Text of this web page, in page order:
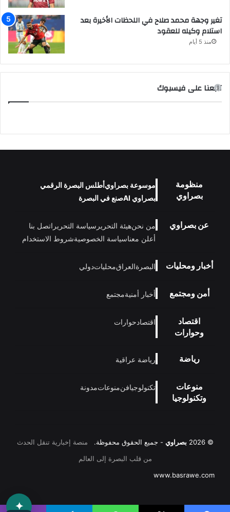
تغير وجهة محمد صلاح في اللحظات الأخيرة بعد
استلام وكيله للعقود
منذ 5 أيام
تابعنا على فيسبوك
منظومة
بصراوي
موسوعة بصراويأطلس البصرة الرقمي
بصراوي AI
صنع في البصرة
عن بصراوي من نحنهيئة التحرير سياسة التحرير اتصل بنا
أعلن معناسياسة الخصوصيةشروط الاستخدام
أخبار ومحليات البصرةالعراقمحلياتدولي
أمن ومجتمع أخبار أمنيةمجتمع
اقتصاد
وحوارات
اقتصادحوارات
رياضة رياضة عراقية
منوعات
وتكنولوجيا
تكنولوجيافنمنوعاتمدونة
© 2026 بصراوي - جميع الحقوق محفوظة.
منصة إخبارية تنقل الحدث
من قلب البصرة إلى العالم
www.basrawe.com
✦